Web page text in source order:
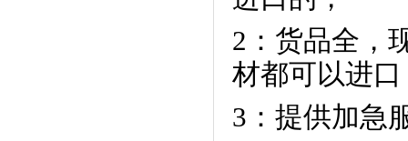
2：货品全，
材都可以进
3：提供加急